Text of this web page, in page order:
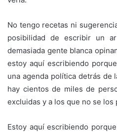
No tengo recetas ni
posibilidad de escribir un
demasiada gente blanca
estoy aquí escribiendo
una agenda política detrás de
hay cientos de miles de
excluidas y a los que no se
Estoy aquí escribiendo